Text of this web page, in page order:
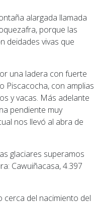
alargada llamada
porque las
deidades vivas que
Piscacocha, con amplias
y vacas. Más adelante
pendiente muy
nos llevó al abra de
Cawuiñacasa, 4.397